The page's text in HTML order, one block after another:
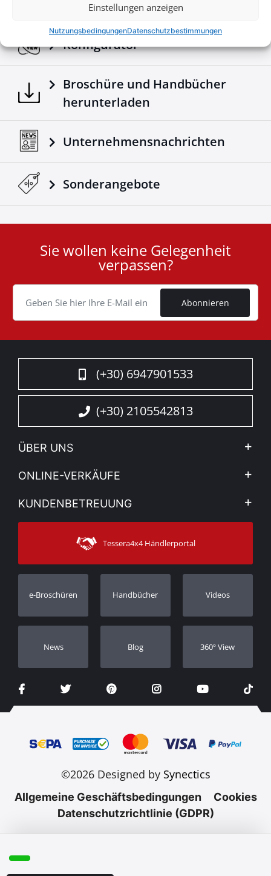
Einstellungen anzeigen
NutzungsbedingungenDatenschutzbestimmungen
Konfigurator
Broschüre und Handbücher
herunterladen
Unternehmensnachrichten
Sonderangebote
Cookie
Sie wollen keine Gelegenheit
verpassen?
Abonnieren
(+30) 6947901533
(+30) 2105542813
ÜBER UNS
Firma
Sehen Sie unsere Nachrichten
Sitemap
ONLINE-VERKÄUFE
Mein Konto
Versandarten
KUNDENBETREUUNG
Kontakt
Kundendienst
Bestellung verfolgen
Händler
Tessera4x4 Händlerportal
e-Broschüren Handbücher Videos
Νews Blog 360º View
©2026 Designed by Synectics
Allgemeine Geschäftsbedingungen
Cookies
Datenschutzrichtlinie (GDPR)